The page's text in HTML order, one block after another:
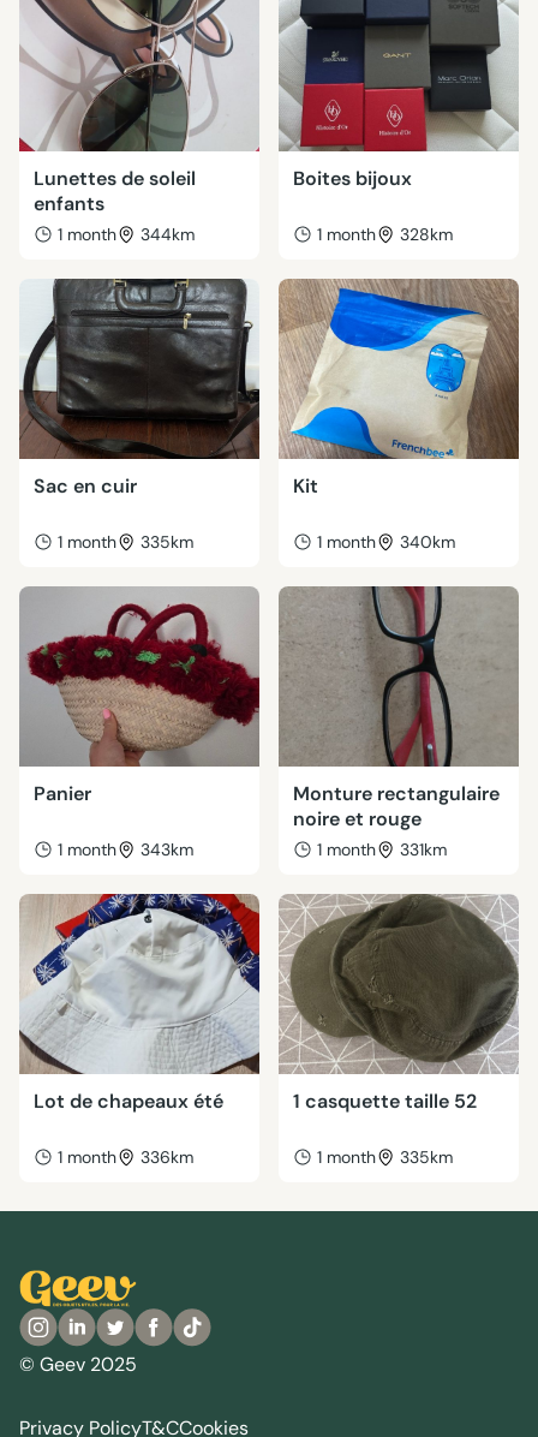
Lunettes de soleil
enfants
1 month 344km
Boites bijoux
1 month 328km
Sac en cuir
1 month 335km
Kit
1 month 340km
Panier
1 month 343km
Monture rectangulaire
noire et rouge
1 month 331km
Lot de chapeaux été
1 month 336km
1 casquette taille 52
1 month 335km
© Geev 2025
Privacy PolicyT&CCookies